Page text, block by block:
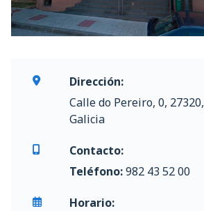
Dirección:
Calle do Pereiro, 0,
Galicia
Contacto:
Teléfono:982 43 52 00
Horario: